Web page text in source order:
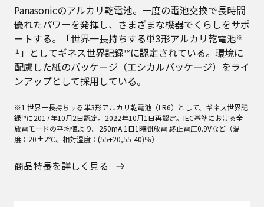
Panasonicのアルカリ乾電池。一度の電池交換で長時間
優れたパワーを発揮し、さまざまな機器でくらしをサポ
ートする。「世界一長持ちする単3形アルカリ乾電池※
１ 」としてギネス世界記録™に認定されている。環境に
配慮した紙のパッケージ（エシカルパッケージ）をライ
ンアップとして採用している。
※1 世界一長持ちする単3形アルカリ乾電池（LR6）として、ギネス世界記
録™に2017年10月2日認定。2022年10月1日再認定。IEC基準における全
放電モードの平均値より。250mA 1日1時間放電 終止電圧0.9Vなど（温
度：20±2℃、相対湿度：(55+20,55-40)％）
商品特長を詳しく見る